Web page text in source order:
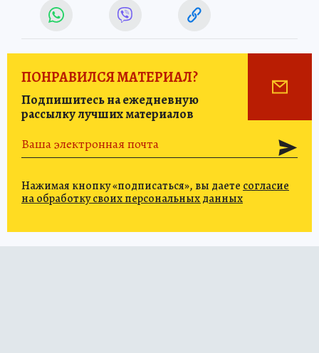
ПОНРАВИЛСЯ МАТЕРИАЛ?
Подпишитесь на ежедневную
рассылку лучших материалов
Нажимая кнопку «подписаться», вы даете согласие
на обработку своих персональных данных